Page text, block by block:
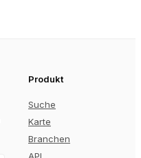
Produkt
Suche
Karte
Branchen